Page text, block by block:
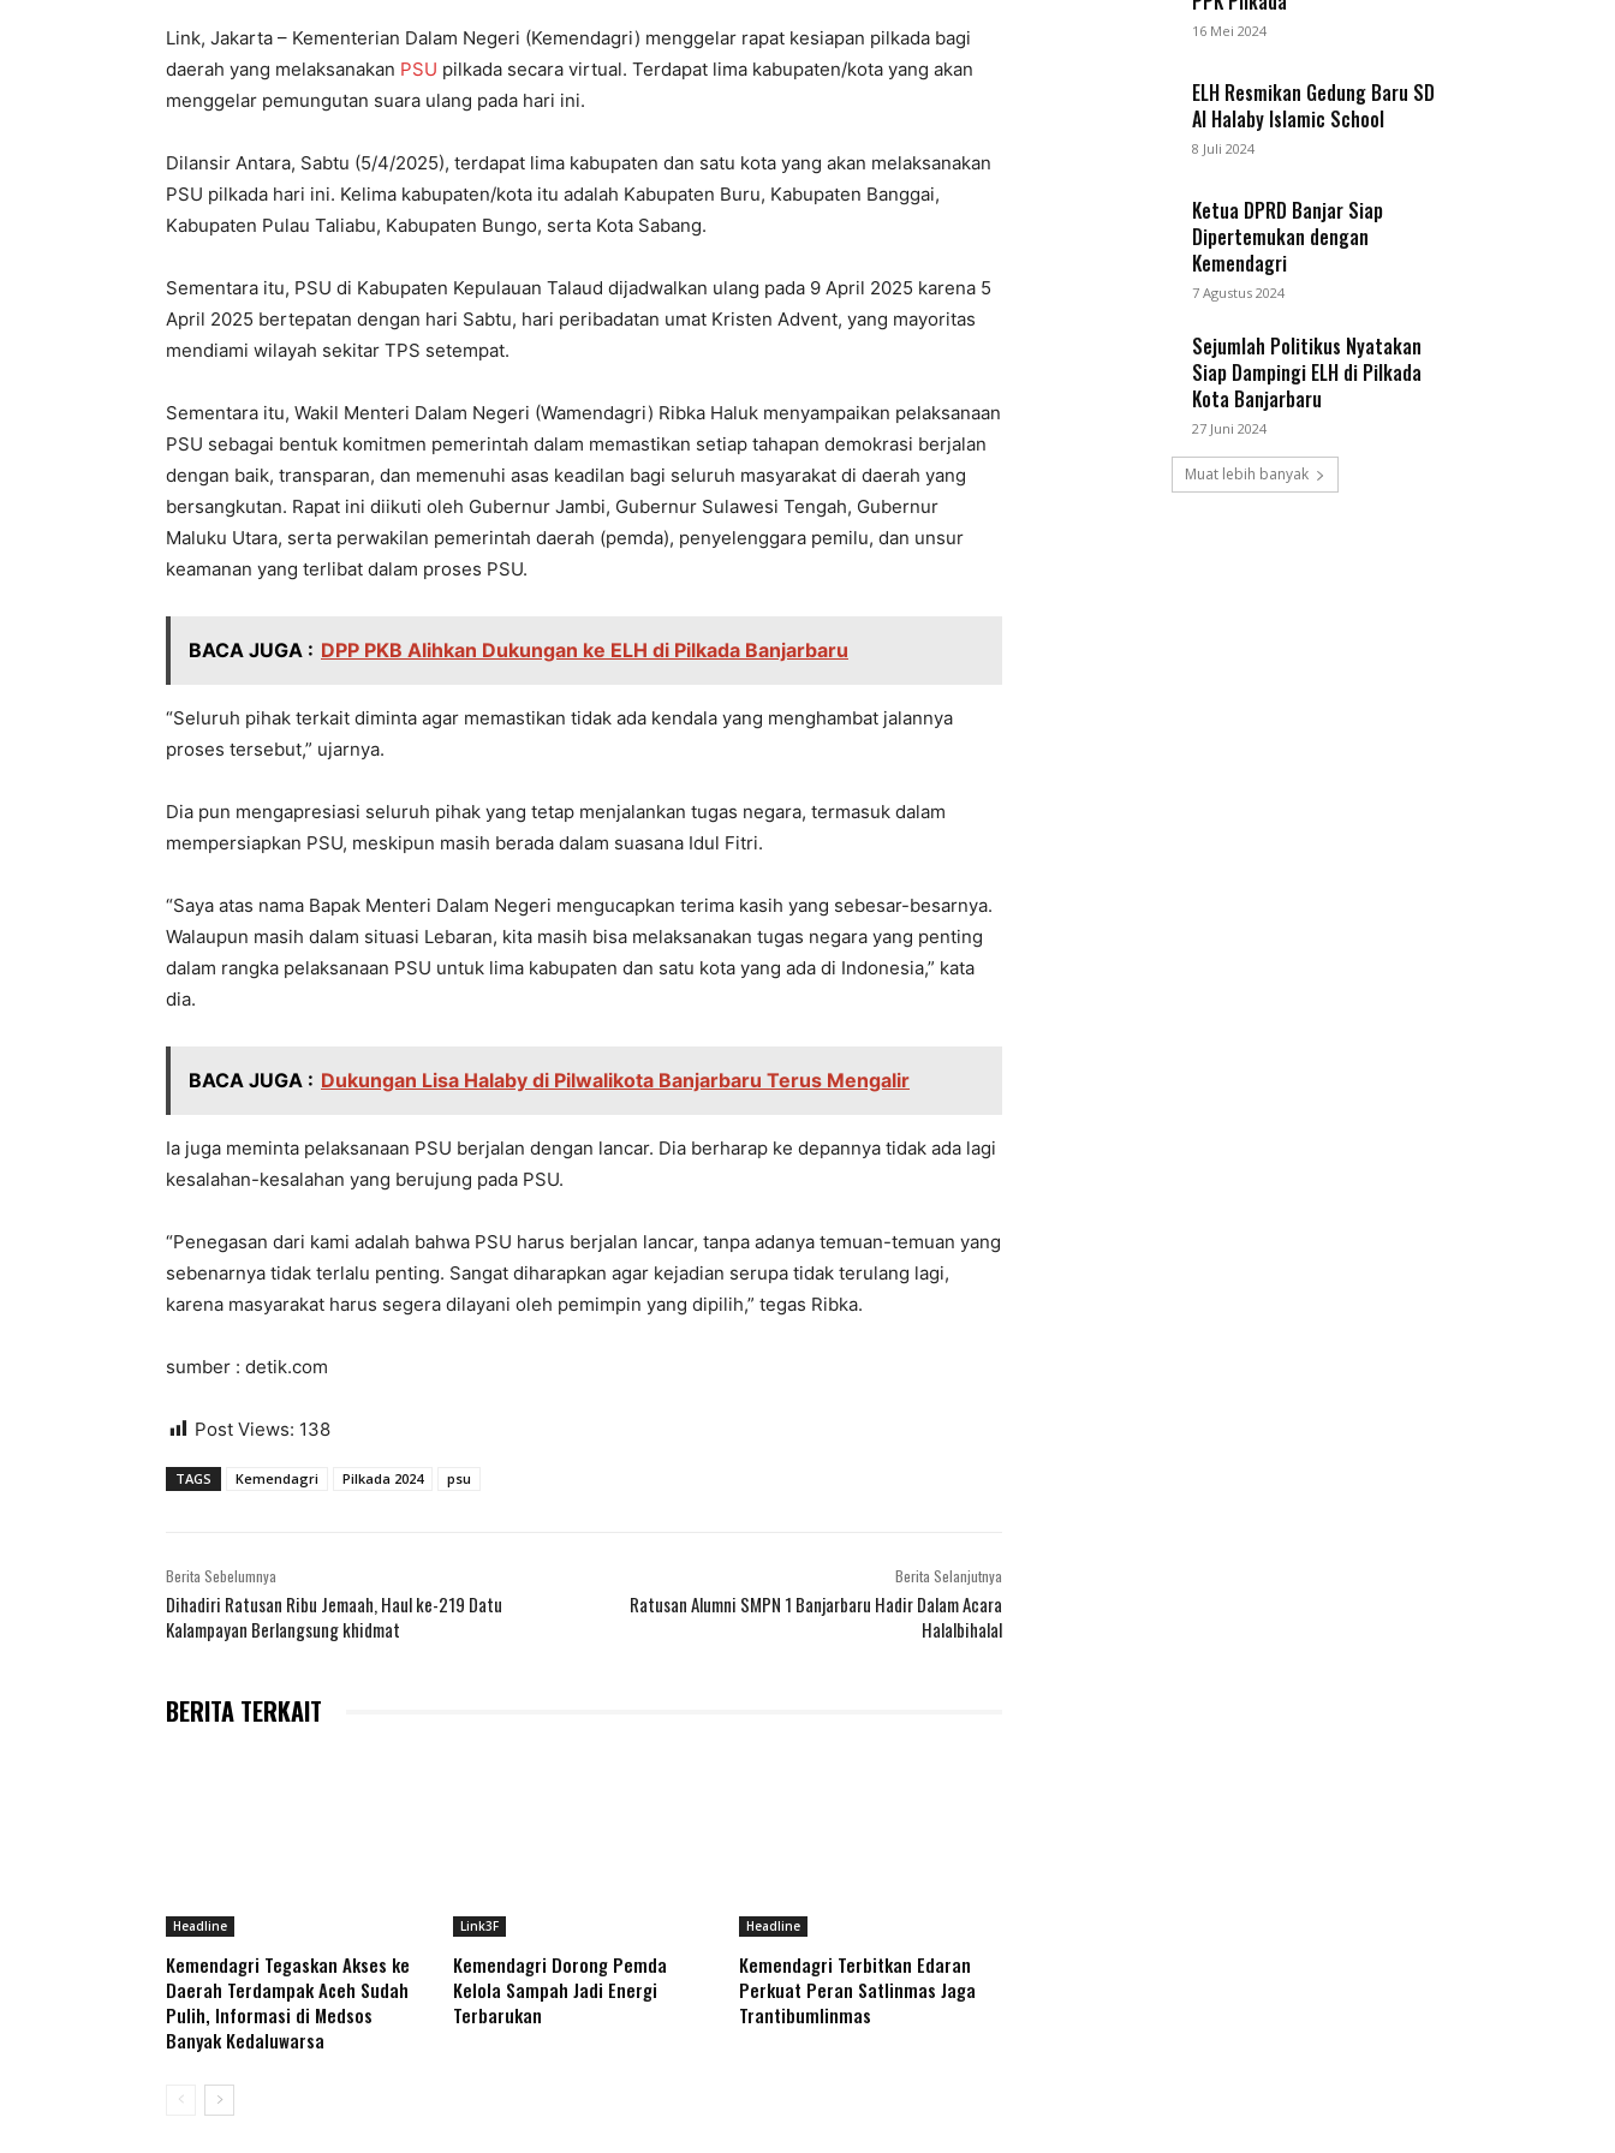
Link, Jakarta – Kementerian Dalam Negeri (Kemendagri) menggelar rapat kesiapan pilkada bagi
daerah yang melaksanakan PSU pilkada secara virtual. Terdapat lima kabupaten/kota yang akan
menggelar pemungutan suara ulang pada hari ini.
Dilansir Antara, Sabtu (5/4/2025), terdapat lima kabupaten dan satu kota yang akan melaksanakan
PSU pilkada hari ini. Kelima kabupaten/kota itu adalah Kabupaten Buru, Kabupaten Banggai,
Kabupaten Pulau Taliabu, Kabupaten Bungo, serta Kota Sabang.
Sementara itu, PSU di Kabupaten Kepulauan Talaud dijadwalkan ulang pada 9 April 2025 karena 5
April 2025 bertepatan dengan hari Sabtu, hari peribadatan umat Kristen Advent, yang mayoritas
mendiami wilayah sekitar TPS setempat.
Sementara itu, Wakil Menteri Dalam Negeri (Wamendagri) Ribka Haluk menyampaikan pelaksanaan
PSU sebagai bentuk komitmen pemerintah dalam memastikan setiap tahapan demokrasi berjalan
dengan baik, transparan, dan memenuhi asas keadilan bagi seluruh masyarakat di daerah yang
bersangkutan. Rapat ini diikuti oleh Gubernur Jambi, Gubernur Sulawesi Tengah, Gubernur
Maluku Utara, serta perwakilan pemerintah daerah (pemda), penyelenggara pemilu, dan unsur
keamanan yang terlibat dalam proses PSU.
BACA JUGA : DPP PKB Alihkan Dukungan ke ELH di Pilkada Banjarbaru
“Seluruh pihak terkait diminta agar memastikan tidak ada kendala yang menghambat jalannya
proses tersebut,” ujarnya.
Dia pun mengapresiasi seluruh pihak yang tetap menjalankan tugas negara, termasuk dalam
mempersiapkan PSU, meskipun masih berada dalam suasana Idul Fitri.
“Saya atas nama Bapak Menteri Dalam Negeri mengucapkan terima kasih yang sebesar-besarnya.
Walaupun masih dalam situasi Lebaran, kita masih bisa melaksanakan tugas negara yang penting
dalam rangka pelaksanaan PSU untuk lima kabupaten dan satu kota yang ada di Indonesia,” kata
dia.
BACA JUGA : Dukungan Lisa Halaby di Pilwalikota Banjarbaru Terus Mengalir
Ia juga meminta pelaksanaan PSU berjalan dengan lancar. Dia berharap ke depannya tidak ada lagi
kesalahan-kesalahan yang berujung pada PSU.
“Penegasan dari kami adalah bahwa PSU harus berjalan lancar, tanpa adanya temuan-temuan yang
sebenarnya tidak terlalu penting. Sangat diharapkan agar kejadian serupa tidak terulang lagi,
karena masyarakat harus segera dilayani oleh pemimpin yang dipilih,” tegas Ribka.
sumber : detik.com
Post Views: 138
TAGS Kemendagri Pilkada 2024 psu
Berita Sebelumnya
Dihadiri Ratusan Ribu Jemaah, Haul ke-219 Datu
Kalampayan Berlangsung khidmat
Berita Selanjutnya
Ratusan Alumni SMPN 1 Banjarbaru Hadir Dalam Acara
Halalbihalal
BERITA TERKAIT
Headline
Kemendagri Tegaskan Akses ke
Daerah Terdampak Aceh Sudah
Pulih, Informasi di Medsos
Banyak Kedaluwarsa
Link3F
Kemendagri Dorong Pemda
Kelola Sampah Jadi Energi
Terbarukan
Headline
Kemendagri Terbitkan Edaran
Perkuat Peran Satlinmas Jaga
Trantibumlinmas
16 Mei 2024
ELH Resmikan Gedung Baru SD
Al Halaby Islamic School
8 Juli 2024
Ketua DPRD Banjar Siap
Dipertemukan dengan
Kemendagri
7 Agustus 2024
Sejumlah Politikus Nyatakan
Siap Dampingi ELH di Pilkada
Kota Banjarbaru
27 Juni 2024
Muat lebih banyak